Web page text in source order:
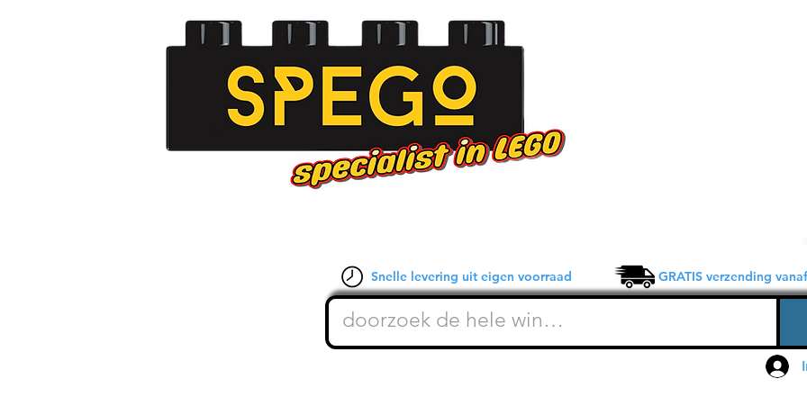
Snelle levering uit eigen voorraad GRATIS verzending vanaf